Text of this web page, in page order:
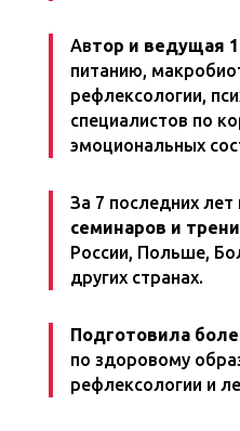
Автор и ведущая
питанию,
рефлексологии,
специалистов по
эмоциональных
За 7 последних лет
семинаров и
России, Польше,
других странах.
Подготовила
по здоровому
рефлексологии и